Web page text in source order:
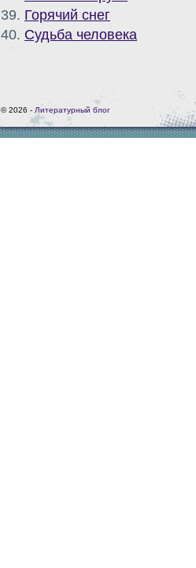
39. Горячий снег
40. Судьба человека
© 2026 - Литературный блог